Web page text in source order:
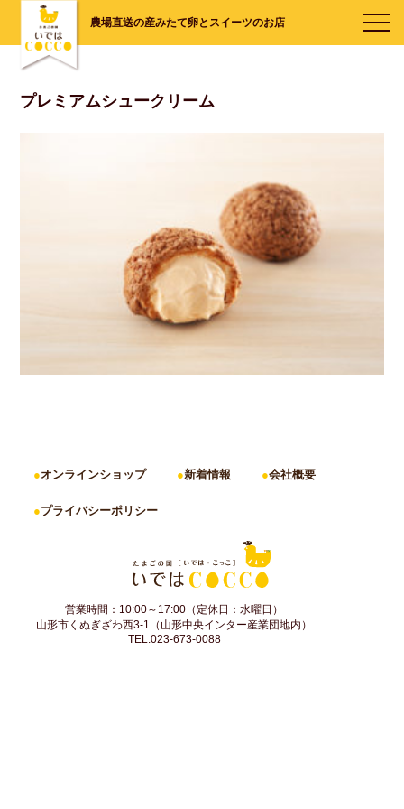
農場直送の産みたて卵とスイーツのお店
プレミアムシュークリーム
オンラインショップ 新着情報 会社概要
プライバシーポリシー
営業時間：10:00～17:00（定休日：水曜日）
山形市くぬぎざわ西3-1（山形中央インター産業団地内）
TEL.023-673-0088